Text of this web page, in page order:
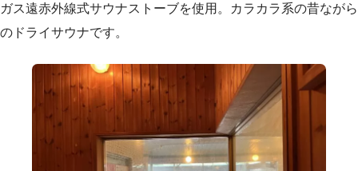
ガス遠赤外線式サウナストーブを使用。カラカラ系の昔ながら
のドライサウナです。